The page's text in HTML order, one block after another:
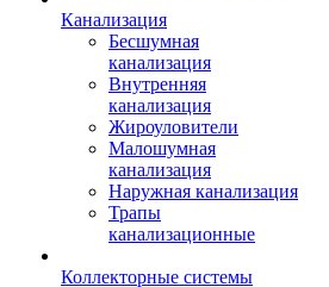
Канализация
Бесшумная
канализация
Внутренняя
канализация
Жироуловители
Малошумная
канализация
Наружная канализация
Трапы
канализационные
Коллекторные системы